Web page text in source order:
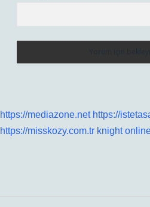
https://mediazone.net https://
https://misskozy.com.tr knight